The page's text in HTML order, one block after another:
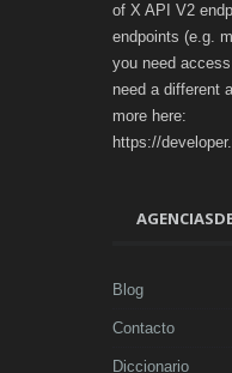
of X API V2
endpoints (e.g.
you need
need a different
more here:
https://
Blog
Contacto
Diccionario